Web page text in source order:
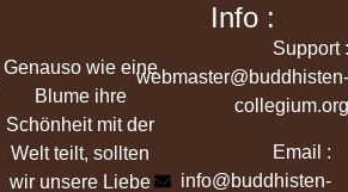
Genauso wie eine
Blume ihre
Schönheit mit der
Welt teilt, sollten
wir unsere Liebe
Info :
Support :
webmaster@buddhisten-
collegium.org
Email :
info@buddhisten-